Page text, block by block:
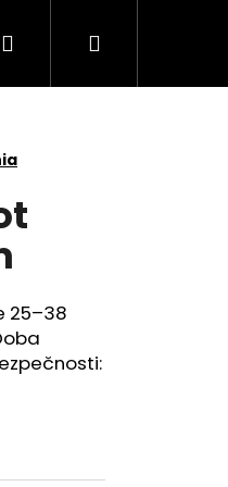
RÍMSKE SVIECE
PrihlásenieNákupný
25–38